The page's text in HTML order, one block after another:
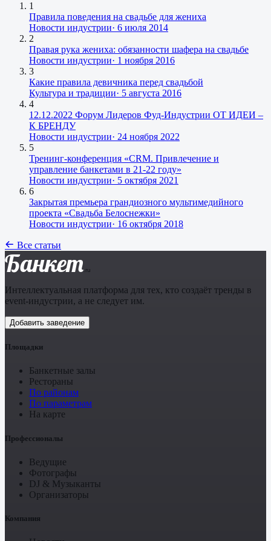
1
Правила поведения на свадьбе для жениха
Новости индустрии· 6 июля 2014
2
Правая рука жениха: обязанности шафера на свадьбе
Новости индустрии· 1 ноября 2016
3
Какие правила девичника перед свадьбой
Культура и традиции· 5 августа 2016
4
12.12.2022 Форум Лидеров Фуд-Индустрии ОТ ИДЕИ –
К БРЕНДУ
Новости индустрии· 24 ноября 2022
5
Тренинг-конференция «CRM. Привлечение и
управление банкетами в 21-22 году»
Новости индустрии· 5 октября 2021
6
Закрытая премьера грандиозного мультимедийного
проекта «Свадьба Белоснежки»
Новости индустрии· 16 октября 2018
Все статьи
Банкет .ru
Интеллектуальная платформа для тех, кто создаёт тренды в
event-индустрии, а не следует им.
Добавить заведение
Площадки
Банкетные залы
Рестораны
По районам
По параметрам
На карте
Профессионалы
Ведущие
Фотографы
DJ & Музыканты
Организаторы
Компания